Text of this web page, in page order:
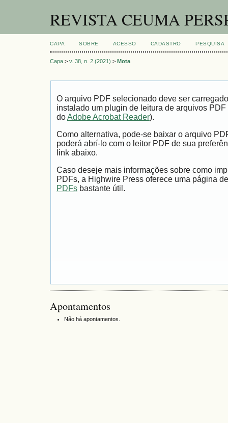
REVISTA CEUMA
CAPA SOBRE ACESSO CADASTRO PESQUISA
Capa > v. 38, n. 2 (2021) > Mota
O arquivo PDF selecionado deve ser
instalado um plugin de leitura de arquivos
doAdobe Acrobat Reader).
Como alternativa, pode-se baixar o arquivo
poderá abrí-lo com o leitor PDF de sua
link abaixo.
Caso deseje mais informações sobre como
PDFs, a Highwire Press oferece uma página
PDFs bastante útil.
Apontamentos
Não há apontamentos.